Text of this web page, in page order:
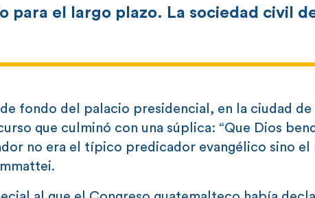
para el largo plazo. La sociedad civil
fondo del palacio presidencial, en la ciudad
que culminó con una súplica: “Que Dios
no era el típico predicador evangélico sino el